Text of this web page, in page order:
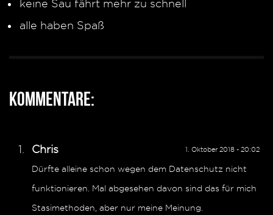
keine Sau fährt mehr zu schnell
alle haben Spaß
Kommentare:
1. Oktober 2018 - 20:02
Chris
Dürfte alleine schon wegen dem Datenschutz nicht
funktionieren. Mal abgesehen davon sind das für mich
Stasimethoden, aber nur meine Meinung.